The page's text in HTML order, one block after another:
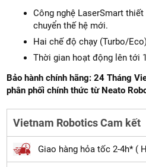
Công nghệ LaserSmart
chuyển thế hệ mới.
Hai chế độ chạy (Turbo/
Thời gian hoạt động lên tới
Bảo hành chính hãng: 24 Tháng
phân phối chính thức từ Neato
Vietnam Robotics Cam kết
Giao hàng hỏa tốc 2-4h* (